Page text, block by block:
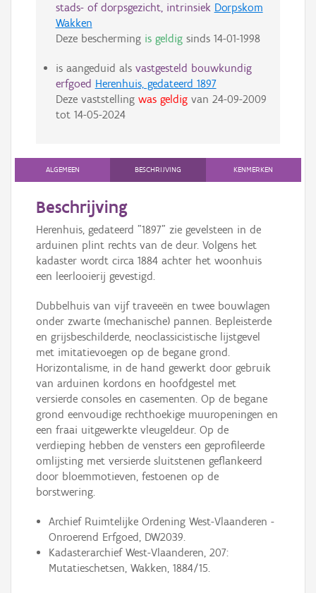
stads- of dorpsgezicht, intrinsiek Dorpskom
Wakken
Deze bescherming is geldigsinds 14-01-1998
is aangeduid als vastgesteld bouwkundig
erfgoed Herenhuis, gedateerd 1897
Deze vaststelling was geldigvan 24-09-2009
tot 14-05-2024
ALGEMEEN BESCHRIJVING KENMERKEN
Beschrijving
Herenhuis, gedateerd "1897" zie gevelsteen in de
arduinen plint rechts van de deur. Volgens het
kadaster wordt circa 1884 achter het woonhuis
een leerlooierij gevestigd.
Dubbelhuis van vijf traveeën en twee bouwlagen
onder zwarte (mechanische) pannen. Bepleisterde
en grijsbeschilderde, neoclassicistische lijstgevel
met imitatievoegen op de begane grond.
Horizontalisme, in de hand gewerkt door gebruik
van arduinen kordons en hoofdgestel met
versierde consoles en casementen. Op de begane
grond eenvoudige rechthoekige muuropeningen en
een fraai uitgewerkte vleugeldeur. Op de
verdieping hebben de vensters een geprofileerde
omlijsting met versierde sluitstenen geflankeerd
door bloemmotieven, festoenen op de
borstwering.
Archief Ruimtelijke Ordening West-Vlaanderen -
Onroerend Erfgoed, DW2039.
Kadasterarchief West-Vlaanderen, 207:
Mutatieschetsen, Wakken, 1884/15.